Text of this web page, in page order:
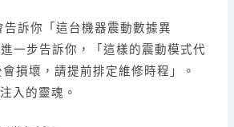
訴你「這台機器震動數據異
一步告訴你，「這樣的震動模式代
損壞，請提前排定維修時程」。
入的靈魂。